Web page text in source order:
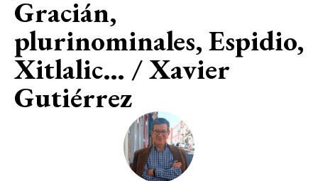
Gracián,
plurinominales, Espidio,
Xitlalic… / Xavier
Gutiérrez